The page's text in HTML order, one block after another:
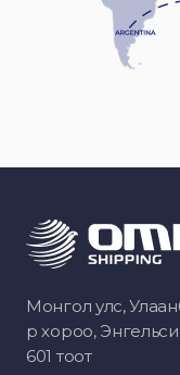
Монгол улс,
р хороо,
601 тоот